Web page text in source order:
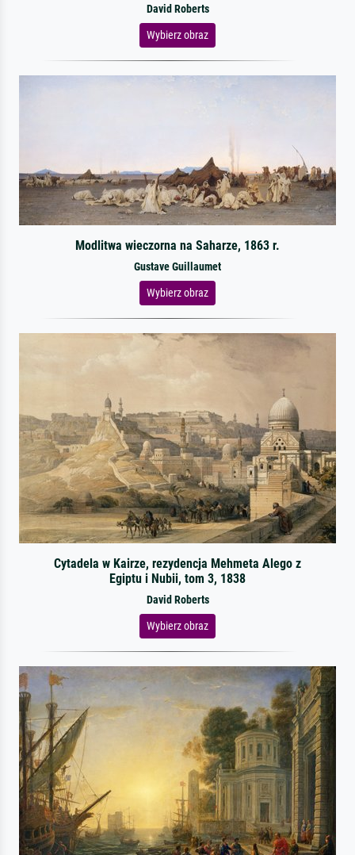
David Roberts
Wybierz obraz
Modlitwa wieczorna na Saharze, 1863 r.
Gustave Guillaumet
Wybierz obraz
Cytadela w Kairze, rezydencja Mehmeta Alego z
Egiptu i Nubii, tom 3, 1838
David Roberts
Wybierz obraz